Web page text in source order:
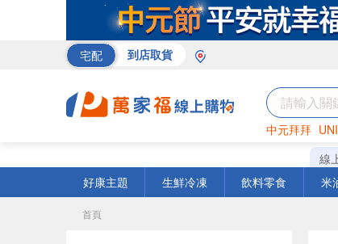
宅配 到店取貨
中元拜拜
罐頭
線
好康主題
生鮮冷凍 飲料零食 米
首頁